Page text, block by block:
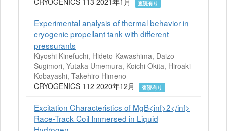
査読有り
Experimental analysis of thermal behavior in
cryogenic propellant tank with different
pressurants
Kiyoshi Kinefuchi, Hideto Kawashima, Daizo
Sugimori, Yutaka Umemura, Koichi Okita, Hiroaki
Kobayashi, Takehiro Himeno
CRYOGENICS 112 2020年12月
査読有り
Excitation Characteristics of MgB<inf>2</inf>
Race-Track Coil Immersed in Liquid